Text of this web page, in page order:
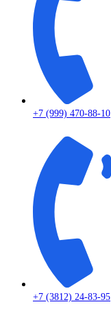
+7 (999) 470-88-10
+7 (3812) 24-83-95